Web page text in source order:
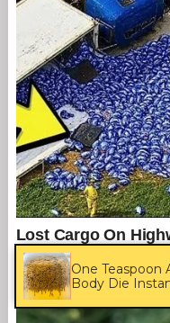
One Teaspoon
Body Die